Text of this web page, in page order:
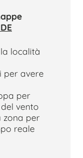
località
per avere
per
vento
zona per
reale